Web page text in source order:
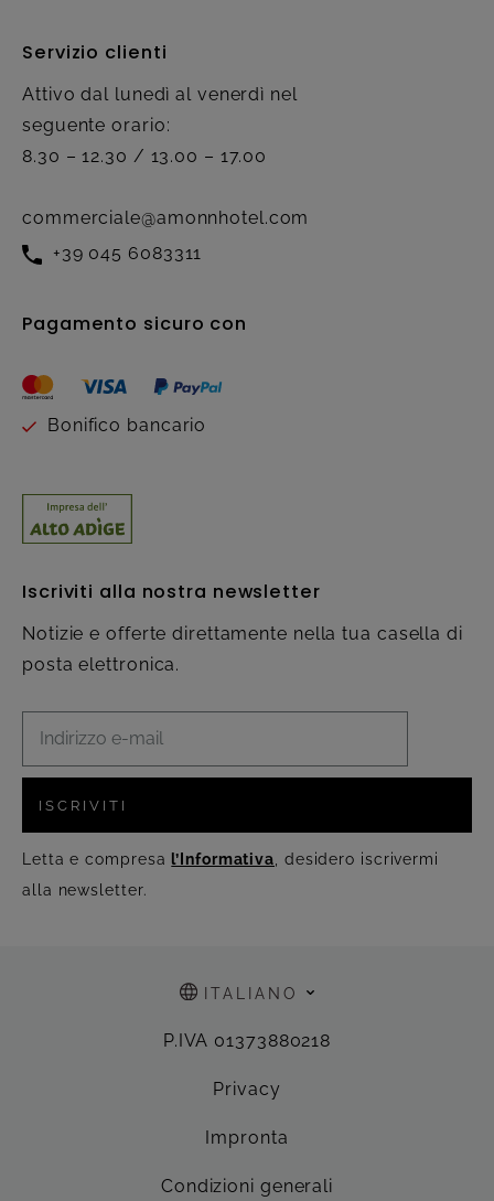
Servizio clienti
Attivo dal lunedì al venerdì nel
seguente orario:
8.30 – 12.30 / 13.00 – 17.00
commerciale@amonnhotel.com
+39 045 6083311
Pagamento sicuro con
Bonifico bancario
Iscriviti alla nostra newsletter
Notizie e offerte direttamente nella tua casella di
posta elettronica.
ISCRIVITI
Letta e compresa l’Informativa , desidero iscrivermi
alla newsletter.
ITALIANO
P.IVA 01373880218
Privacy
Impronta
Condizioni generali